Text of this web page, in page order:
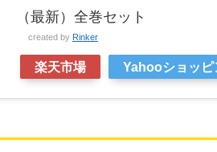
（最新）全巻セット
created by Rinker
楽天市場 Yahooショッピ